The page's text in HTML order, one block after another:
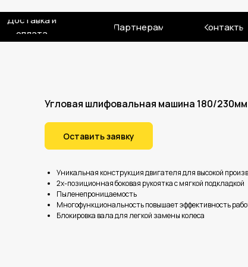
Доставка и
оплата
Партнерам Контакты
Угловая шлифовальная машина 180/
Оставить заявку
Уникальная конструкция двигателя для высокой
2х-позиционная боковая рукоятка с мягкой подкладкой
Пыленепроницаемость
Многофункциональность повышает эффективность
Блокировка вала для легкой замены колеса